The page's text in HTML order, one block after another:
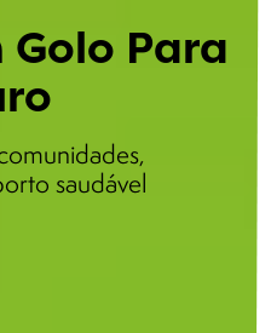
Para
saudável